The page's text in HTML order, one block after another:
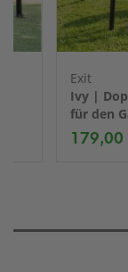
Exit
Ivy |
für den